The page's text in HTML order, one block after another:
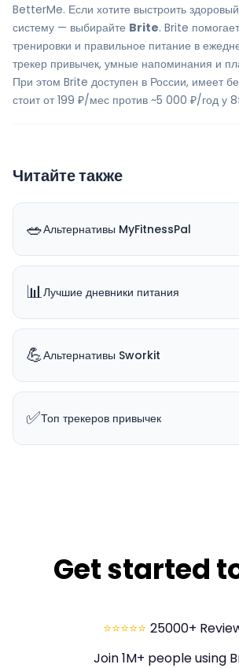
BetterMe. Если хотите выстроить
систему — выбирайте Brite. Brite
тренировки и правильное питание в
трекер привычек, умные напоминания и
При этом Brite доступен в России, имеет
стоит от 199 ₽/мес против ~5 000 ₽/год у
Читайте также
🥗Альтернативы MyFitnessPal
📊Лучшие дневники питания
💪Альтернативы Sworkit
✅Топ трекеров привычек
Get started
⭐⭐⭐⭐⭐ 25000+
Join 1M+ people using